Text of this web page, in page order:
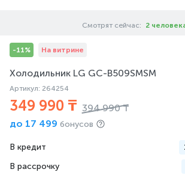
Смотрят сейчас: 2
-11% На витрине
Холодильник LG GC-B509SMSM
Артикул: 264254
349 990 ₸ 394 990 ₸
до 17 499 бонусов
В кредит
В рассрочку